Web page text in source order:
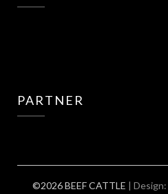
PARTNER
©2026 BEEF CATTLE | Design: